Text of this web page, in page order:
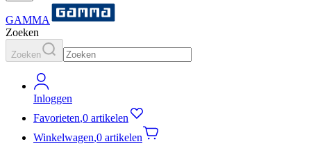
GAMMA
Zoeken
Zoeken
Inloggen
Favorieten,0 artikelen
Winkelwagen,0 artikelen